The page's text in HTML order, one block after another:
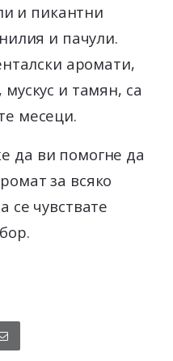
и пикантни
и пачули.
аромати,
и тамян, са
месеци.
да ви помогне да
за всяко
се чувствате